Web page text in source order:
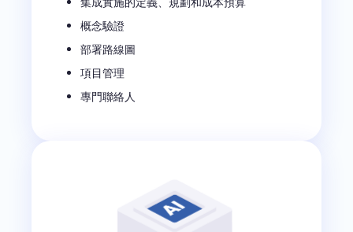
概念驗證
部署路線圖
項目管理
專門聯絡人